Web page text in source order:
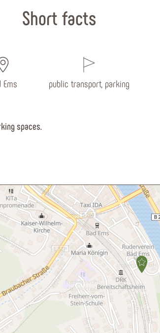
Short facts
Ems public transport, parking
spaces.